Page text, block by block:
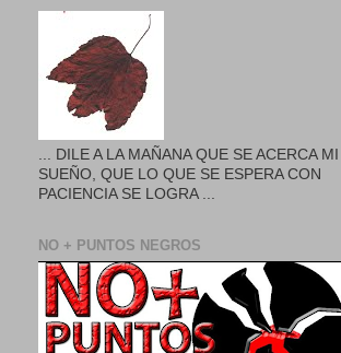
... DILE A LA MAÑANA QUE SE ACERCA MI
SUEÑO, QUE LO QUE SE ESPERA CON
PACIENCIA SE LOGRA ...
NO + PUNTOS NEGROS